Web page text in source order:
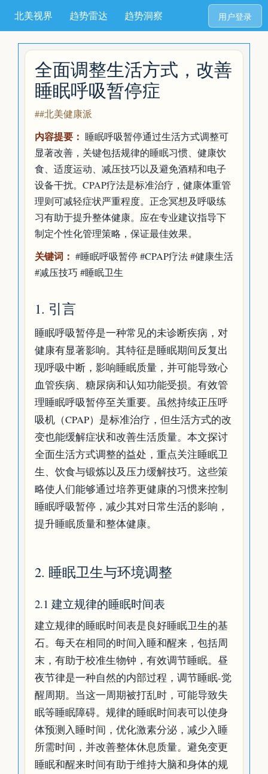
北美视界 趋势雷达 趋势洞察 用户登录
全面调整生活方式，改善
睡眠呼吸暂停症
##北美健康派
内容提要： 睡眠呼吸暂停通过生活方式调整可
显著改善，关键包括规律的睡眠习惯、健康饮
食、适度运动、减压技巧以及避免酒精和电子
设备干扰。CPAP疗法是标准治疗，健康体重管
理则可减轻症状严重程度。正念冥想及呼吸练
习有助于提升整体健康。应在专业建议指导下
制定个性化管理策略，保证最佳效果。
关键词： #睡眠呼吸暂停 #CPAP疗法 #健康生活
#减压技巧 #睡眠卫生
1. 引言
睡眠呼吸暂停是一种常见的未诊断疾病，对
健康有显著影响。其特征是睡眠期间反复出
现呼吸中断，影响睡眠质量，并可能导致心
血管疾病、糖尿病和认知功能受损。有效管
理睡眠呼吸暂停至关重要。虽然持续正压呼
吸机（CPAP）是标准治疗，但生活方式的改
变也能缓解症状和改善生活质量。本文探讨
全面生活方式调整的益处，重点关注睡眠卫
生、饮食与锻炼以及压力缓解技巧。这些策
略使人们能够通过培养更健康的习惯来控制
睡眠呼吸暂停，减少其对日常生活的影响，
提升睡眠质量和整体健康。
2. 睡眠卫生与环境调整
2.1 建立规律的睡眠时间表
建立规律的睡眠时间表是良好睡眠卫生的基
石。每天在相同的时间入睡和醒来，包括周
末，有助于校准生物钟，有效调节睡眠。昼
夜节律是一种自然的内部过程，调节睡眠-觉
醒周期。当这一周期被打乱时，可能导致失
眠等睡眠障碍。规律的睡眠时间表可以使身
体预测入睡时间，优化激素分泌，减少入睡
所需时间，并改善整体休息质量。避免变更
睡眠和醒来时间有助于维持大脑和身体的规